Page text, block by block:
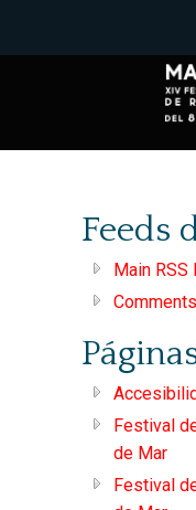
un
accesibilidad.Feeds
Main RSS
Festival
de Mar
Festival